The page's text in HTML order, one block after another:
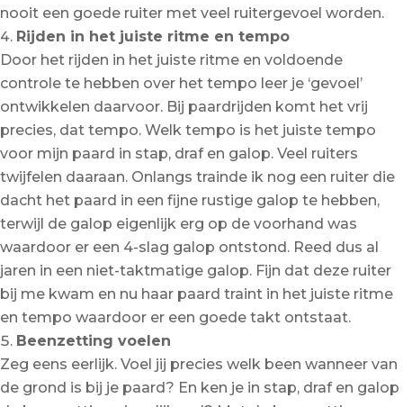
nooit een goede ruiter met veel ruitergevoel worden.
Rijden in het juiste ritme en tempo
Door het rijden in het juiste ritme en voldoende
controle te hebben over het tempo leer je ‘gevoel’
ontwikkelen daarvoor. Bij paardrijden komt het vrij
precies, dat tempo. Welk tempo is het juiste tempo
voor mijn paard in stap, draf en galop. Veel ruiters
twijfelen daaraan. Onlangs trainde ik nog een ruiter die
dacht het paard in een fijne rustige galop te hebben,
terwijl de galop eigenlijk erg op de voorhand was
waardoor er een 4-slag galop ontstond. Reed dus al
jaren in een niet-taktmatige galop. Fijn dat deze ruiter
bij me kwam en nu haar paard traint in het juiste ritme
en tempo waardoor er een goede takt ontstaat.
Beenzetting voelen
Zeg eens eerlijk. Voel jij precies welk been wanneer van
de grond is bij je paard? En ken je in stap, draf en galop